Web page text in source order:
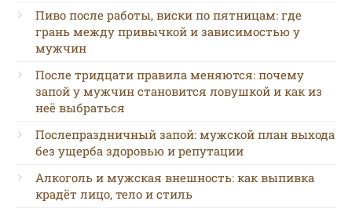
Пиво после работы, виски по пятницам: где
грань между привычкой и зависимостью у
мужчин
После тридцати правила меняются: почему
запой у мужчин становится ловушкой и как из
неё выбраться
Послепраздничный запой: мужской план выхода
без ущерба здоровью и репутации
Алкоголь и мужская внешность: как выпивка
крадёт лицо, тело и стиль